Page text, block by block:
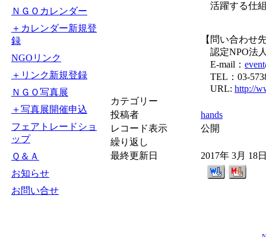
ＮＧＯカレンダー
＋カレンダー新規登
録
NGOリンク
＋リンク新規登録
ＮＧＯ写真展
＋写真展開催申込
フェアトレードショ
ップ
Ｑ＆Ａ
お知らせ
お問い合せ
活躍する仕
【問い合わせ
認定NPO法
E-mail：
TEL：03-
URL: http://
カテゴリー
投稿者
hands
レコード表示
公開
繰り返し
最終更新日
2017年 3月 18